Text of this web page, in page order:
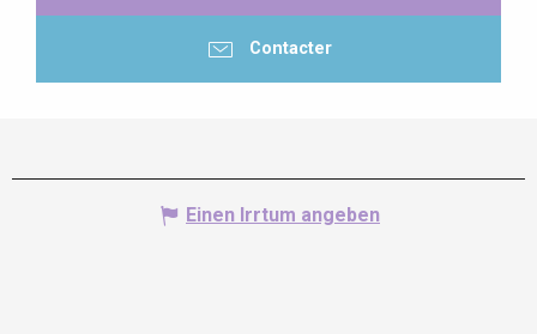
Contacter
Einen Irrtum angeben